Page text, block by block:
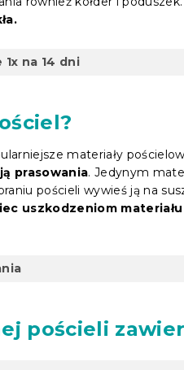
na 14 dni
materiały
prasowania. Jedynym
pościeli wywieś ją na
uszkodzeniom
pościeli